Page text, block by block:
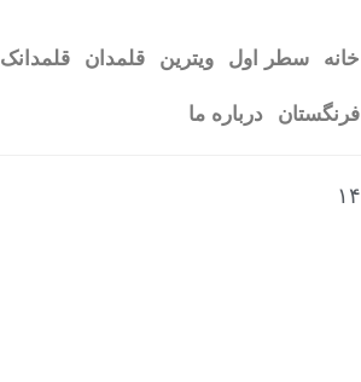
خانه سطر اول ویترین قلمدان قلمدانک
فرنگستان درباره ما